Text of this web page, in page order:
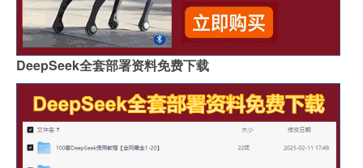
DeepSeek全套部署资料免费下载